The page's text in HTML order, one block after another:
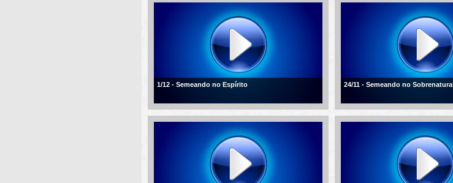
1/12 - Semeando no Espírito 24/11 - Semeando no